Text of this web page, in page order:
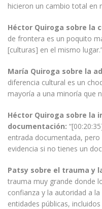
hicieron un cambio total en
Héctor Quiroga sobre la
de frontera es un poquito
[culturas] en el mismo
María Quiroga sobre la
diferencia cultural es un
mayoría a una minoría que
Héctor Quiroga sobre la
documentación:
entrada documentada,
evidencia si no tienes un
Patsy sobre el trauma y
trauma muy grande donde
confianza y la autoridad a
entidades públicas,